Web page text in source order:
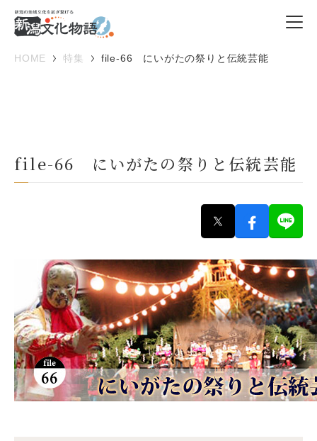
HOME 特集 file-66 にいがたの祭りと伝統芸能
file-66 にいがたの祭りと伝統芸能